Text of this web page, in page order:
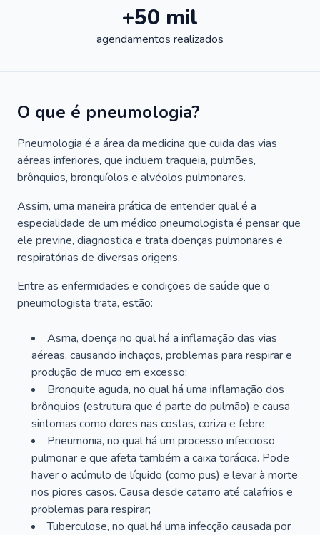
+50 mil
agendamentos realizados
O que é pneumologia?
Pneumologia é a área da medicina que cuida das vias
aéreas inferiores, que incluem traqueia, pulmões,
brônquios, bronquíolos e alvéolos pulmonares.
Assim, uma maneira prática de entender qual é a
especialidade de um médico pneumologista é pensar que
ele previne, diagnostica e trata doenças pulmonares e
respiratórias de diversas origens.
Entre as enfermidades e condições de saúde que o
pneumologista trata, estão:
Asma, doença no qual há a inflamação das vias
aéreas, causando inchaços, problemas para respirar e
produção de muco em excesso;
Bronquite aguda, no qual há uma inflamação dos
brônquios (estrutura que é parte do pulmão) e causa
sintomas como dores nas costas, coriza e febre;
Pneumonia, no qual há um processo infeccioso
pulmonar e que afeta também a caixa torácica. Pode
haver o acúmulo de líquido (como pus) e levar à morte
nos piores casos. Causa desde catarro até calafrios e
problemas para respirar;
Tuberculose, no qual há uma infecção causada por